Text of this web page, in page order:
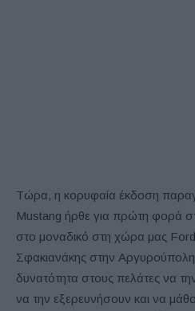
Τώρα, η κορυφαία έκδοση
Mustang ήρθε για πρώτη φορά
στο μοναδικό στη χώρα μας
Σφακιανάκης στην Αργυρούπολη,
δυνατότητα στους πελάτες να
να την εξερευνήσουν και να